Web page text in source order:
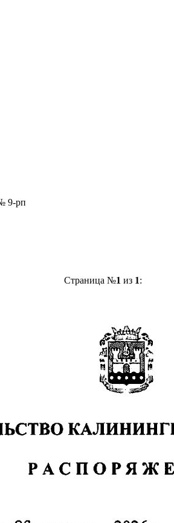
9-рп
Страница №1 из 1: